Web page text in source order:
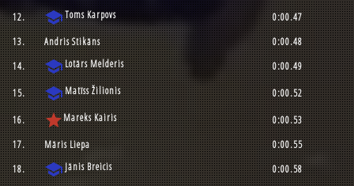
12.
schoolToms Karpovs
0:00.47
13.
Andris Stikāns
0:00.48
14.
schoolLotārs Melderis
0:00.49
15.
schoolMatīss Žilionis
0:00.52
16.
starMareks Kairis
0:00.53
17.
Māris Liepa
0:00.55
18.
schoolJānis Breicis
0:00.58